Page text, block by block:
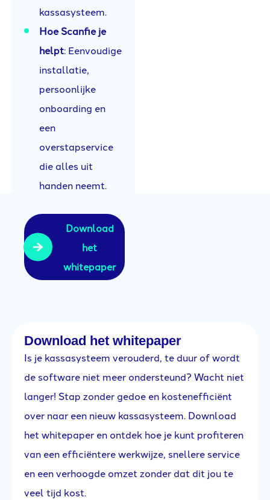
kassasysteem.
Hoe Scanfie je
helpt: Eenvoudige
installatie,
persoonlijke
onboarding en
een
overstapservice
die alles uit
handen neemt.
Download
het
whitepaper
Download het whitepaper
Is je kassasysteem verouderd, te duur of wordt
de software niet meer ondersteund? Wacht niet
langer! Stap zonder gedoe en kostenefficiënt
over naar een nieuw kassasysteem. Download
het whitepaper en ontdek hoe je kunt profiteren
van een efficiëntere werkwijze, snellere service
en een verhoogde omzet zonder dat dit jou te
veel tijd kost.